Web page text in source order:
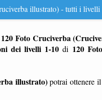
illustrato) - tutti i livelli
120 Foto Cruciverba
dei livelli 1-10 di 120
illustrato)potrai ottenere